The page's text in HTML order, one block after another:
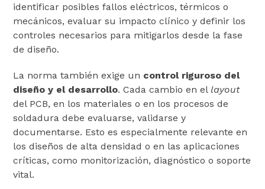
identificar posibles fallos eléctricos, térmicos o
mecánicos, evaluar su impacto clínico y definir los
controles necesarios para mitigarlos desde la fase
de diseño.
La norma también exige un control riguroso del
diseño y el desarrollo. Cada cambio en el layout
del PCB, en los materiales o en los procesos de
soldadura debe evaluarse, validarse y
documentarse. Esto es especialmente relevante en
los diseños de alta densidad o en las aplicaciones
críticas, como monitorización, diagnóstico o soporte
vital.